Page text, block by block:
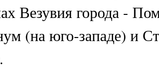
Везувия города -
(на юго-западе) и